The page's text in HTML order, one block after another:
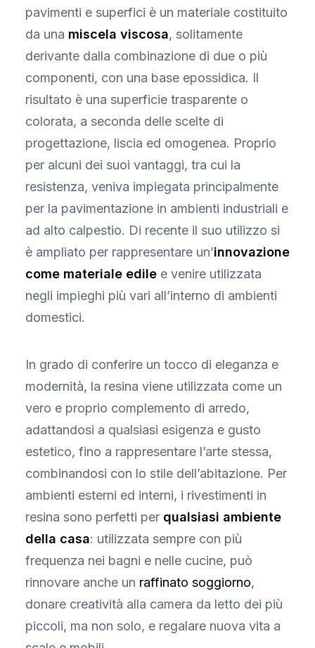
pavimenti e superfici è un materiale costituito
da una miscela viscosa, solitamente
derivante dalla combinazione di due o più
componenti, con una base epossidica. Il
risultato è una superficie trasparente o
colorata, a seconda delle scelte di
progettazione, liscia ed omogenea. Proprio
per alcuni dei suoi vantaggi, tra cui la
resistenza, veniva impiegata principalmente
per la pavimentazione in ambienti industriali e
ad alto calpestio. Di recente il suo utilizzo si
è ampliato per rappresentare un’innovazione
come materiale edile e venire utilizzata
negli impieghi più vari all’interno di ambienti
domestici.
In grado di conferire un tocco di eleganza e
modernità, la resina viene utilizzata come un
vero e proprio complemento di arredo,
adattandosi a qualsiasi esigenza e gusto
estetico, fino a rappresentare l’arte stessa,
combinandosi con lo stile dell’abitazione. Per
ambienti esterni ed interni, i rivestimenti in
resina sono perfetti per qualsiasi ambiente
della casa: utilizzata sempre con più
frequenza nei bagni e nelle cucine, può
rinnovare anche un raffinato soggiorno,
donare creatività alla camera da letto dei più
piccoli, ma non solo, e regalare nuova vita a